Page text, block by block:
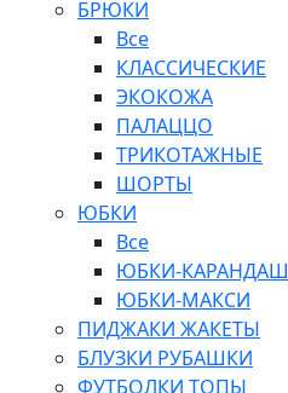
БРЮКИ
Все
КЛАССИЧЕСКИЕ
ЭКОКОЖА
ПАЛАЦЦО
ТРИКОТАЖНЫЕ
ШОРТЫ
ЮБКИ
Все
ЮБКИ-КАРАНДАШ
ЮБКИ-МАКСИ
ПИДЖАКИ ЖАКЕТЫ
БЛУЗКИ РУБАШКИ
ФУТБОЛКИ ТОПЫ